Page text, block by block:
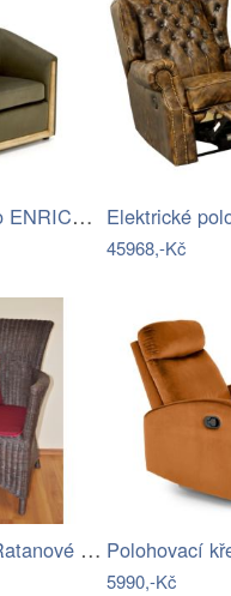
Klubové křeslo ENRICO Halmar
45968,-Kč
Axin Trading Ratanové křeslo Pluto…
5990,-Kč